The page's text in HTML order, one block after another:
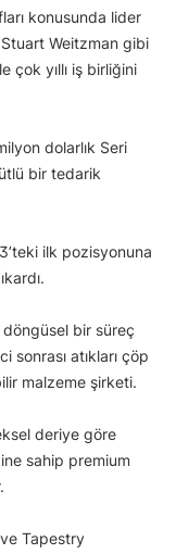
konusunda lider
Weitzman gibi
çok yıllı iş birliğini
dolarlık Seri
bir tedarik
ilk pozisyonuna
bir süreç
sonrası atıkları çöp
malzeme şirketi.
deriye göre
sahip premium
Tapestry